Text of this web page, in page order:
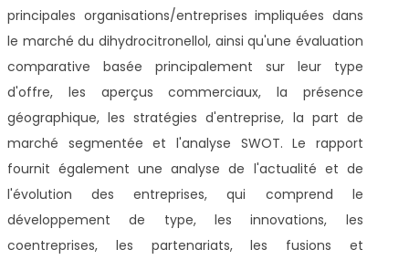
principales organisations/entreprises impliquées dans
le marché du dihydrocitronellol, ainsi qu'une évaluation
comparative basée principalement sur leur type
d'offre, les aperçus commerciaux, la présence
géographique, les stratégies d'entreprise, la part de
marché segmentée et l'analyse SWOT. Le rapport
fournit également une analyse de l'actualité et de
l'évolution des entreprises, qui comprend le
développement de type, les innovations, les
coentreprises, les partenariats, les fusions et